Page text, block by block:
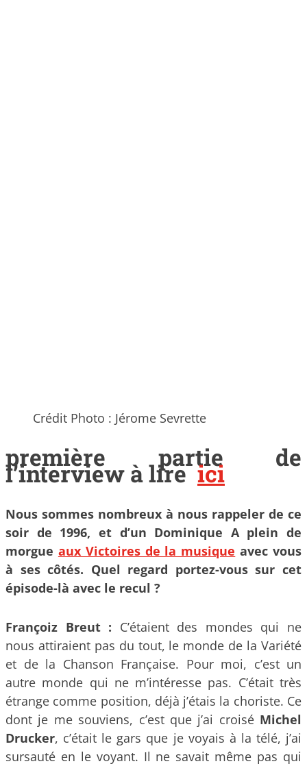
Crédit Photo : Jérome Sevrette
première partie de
l’interview à lireici
Nous sommes nombreux à nous rappeler de ce
soir de 1996, et d’un Dominique A plein de
morgue aux Victoires de la musique avec vous
à ses côtés. Quel regard portez-vous sur cet
épisode-là avec le recul ?
Françoiz Breut : C’étaient des mondes qui ne
nous attiraient pas du tout, le monde de la Variété
et de la Chanson Française. Pour moi, c’est un
autre monde qui ne m’intéresse pas. C’était très
étrange comme position, déjà j’étais la choriste. Ce
dont je me souviens, c’est que j’ai croisé Michel
Drucker, c’était le gars que je voyais à la télé, j’ai
sursauté en le voyant. Il ne savait même pas qui